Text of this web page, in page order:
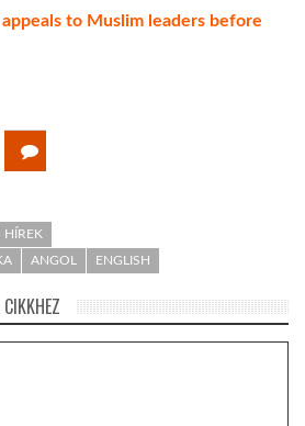
to Muslim leaders before
HÍREK
ANGOL ENGLISH